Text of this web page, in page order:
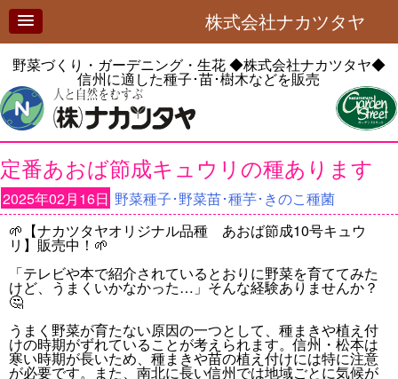
株式会社ナカツタヤ
野菜づくり・ガーデニング・生花◆株式会社ナカツタヤ◆
信州に適した種子･苗･樹木などを販売
定番あおば節成キュウリの種あります
2025年02月16日 野菜種子･野菜苗･種芋･きのこ種菌
🌱【ナカツタヤオリジナル品種 あおば節成10号キュウ
リ】販売中！🌱
「テレビや本で紹介されているとおりに野菜を育ててみた
けど、うまくいかなかった…」そんな経験ありませんか？
🤔
うまく野菜が育たない原因の一つとして、種まきや植え付
けの時期がずれていることが考えられます。信州・松本は
寒い時期が長いため、種まきや苗の植え付けには特に注意
が必要です。また、南北に長い信州では地域ごとに気候が